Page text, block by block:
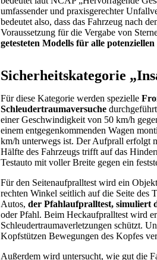
umfassender und praxisgerechter
bedeutet also, dass das Fahrzeug nach
Voraussetzung für die Vergabe von
getesteten Modells für alle
Sicherheitskategorie
Für diese Kategorie werden spezielle
Schleudertraumaversuche
einer Geschwindigkeit von 50 km/h
einem entgegenkommenden Wagen
km/h unterwegs ist. Der Aufprall erfolgt
Hälfte des Fahrzeugs trifft auf das
Testauto mit voller Breite gegen ein
Für den Seitenaufpralltest wird ein
rechten Winkel seitlich auf die Seite des
Autos, der Pfahlaufpralltest, simuliert
oder Pfahl. Beim Heckaufpralltest wird
Schleudertraumaverletzungen schützt.
Kopfstützen Bewegungen des Kopfes
Außerdem wird untersucht, wie gut die